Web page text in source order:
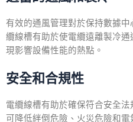
有效的通風管理對於保持數據
纜線槽有助於使電纜遠離製冷
現影響設備性能的熱點。
安全和合規性
電纜線槽有助於確保符合安全
可降低絆倒危險、火災危險和